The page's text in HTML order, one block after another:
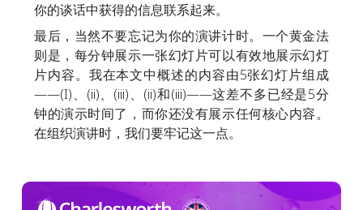
你的谈话中获得的信息联系起来。
最后，当然不要忘记为你的演讲计时。一个黄金法
则是，每分钟展示一张幻灯片可以有效地展示幻灯
片内容。我在本文中概述的内容由5张幻灯片组成
——(I)、(ii)、(iii)、(ii)和(iii)——这差不多已经是5分
钟的演示时间了，而你还没有展示任何核心内容。
在组织演讲时，我们要牢记这一点。